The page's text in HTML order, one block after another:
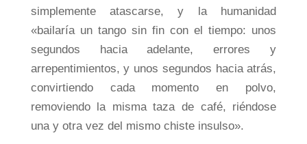
simplemente atascarse, y la humanidad
«bailaría un tango sin fin con el tiempo: unos
segundos hacia adelante, errores y
arrepentimientos, y unos segundos hacia atrás,
convirtiendo cada momento en polvo,
removiendo la misma taza de café, riéndose
una y otra vez del mismo chiste insulso».